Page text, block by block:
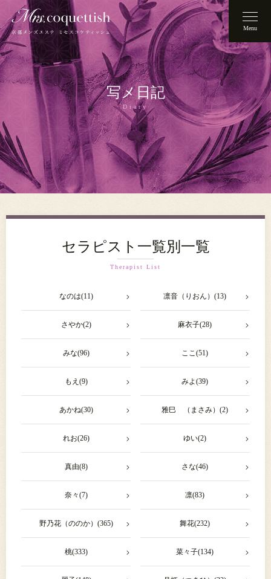
Menu
写メ日記
Diary
セラピスト一覧別一覧
Therapist List
なのは(11) 凛音（りおん）(13)
さやか(2) 麻衣子(28)
みな(96) ここ(51)
もえ(9) みよ(39)
あかね(30) 雅巳 （まさみ）(2)
れお(26) ゆい(2)
真由(8) さな(46)
奈々(7) 凛(83)
野乃花（ののか）(365) 舞花(232)
桃(333) 菜々子(134)